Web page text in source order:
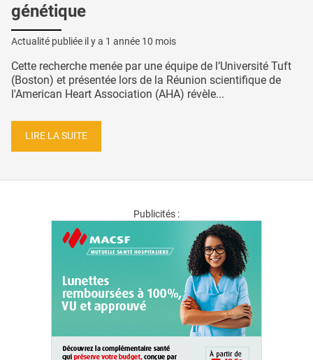
génétique
Actualité publiée il y a 1 année 10 mois
Cette recherche menée par une équipe de l’Université Tuft
(Boston) et présentée lors de la Réunion scientifique de
l'American Heart Association (AHA) révèle...
LIRE LA SUITE
Publicités :